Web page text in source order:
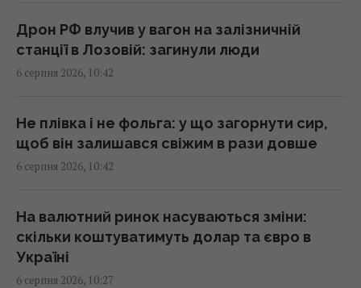
Другий урожай до холодів гарантовано:
що встигне вирости після цибулі та часнику
У банках та обмінниках зріс євро: курс
валют на 6 серпня
Стефанішиній обрали запобіжний захід
10:21 четвер, 06 серпня 2026
Дрон РФ влучив у вагон на залізничній
станції в Лозовій: загинули люди
6 серпня 2026, 10:42
Не плівка і не фольга: у що загорнути сир,
щоб він залишався свіжим в рази довше
6 серпня 2026, 10:42
На валютний ринок насуваються зміни:
скільки коштуватимуть долар та євро в
Україні
6 серпня 2026, 10:27